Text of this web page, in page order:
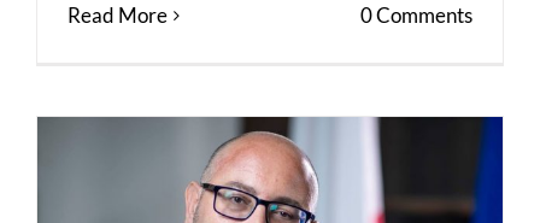
Read More 0 Comments